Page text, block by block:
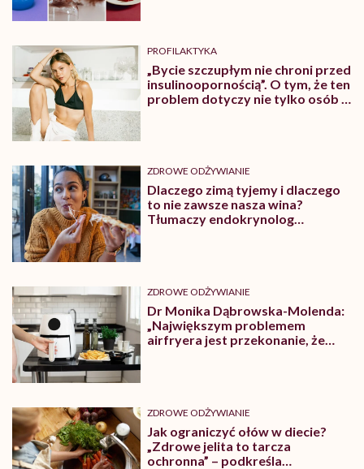
PROFILAKTYKA
„Bycie szczupłym nie chroni przed
insulinoopornością”. O tym, że ten
problem dotyczy nie tylko osób z
ZDROWE ODŻYWIANIE
Dlaczego zimą tyjemy i dlaczego
to nie zawsze nasza wina?
Tłumaczy endokrynolog
ZDROWE ODŻYWIANIE
Dr Monika Dąbrowska-Molenda:
„Największym problemem
airfryera jest przekonanie, że
ZDROWE ODŻYWIANIE
Jak ograniczyć ołów w diecie?
„Zdrowe jelita to tarcza
ochronna” – podkreśla